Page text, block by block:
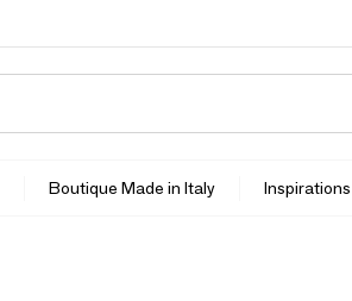
Boutique Made in Italy Inspirations